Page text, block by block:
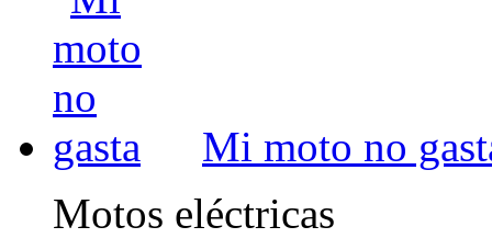
Mi moto no
Motos eléctricas